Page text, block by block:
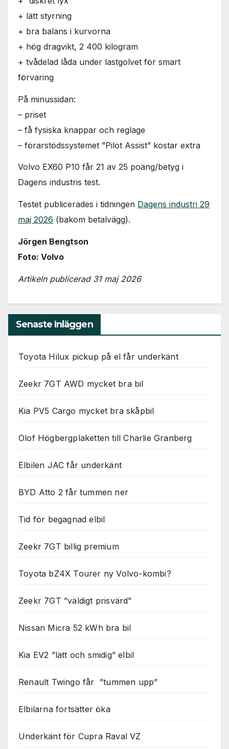
+ lätt styrning
+ bra balans i kurvorna
+ hög dragvikt, 2 400 kilogram
+ tvådelad låda under lastgolvet för smart
förvaring
På minussidan:
– priset
– få fysiska knappar och reglage
– förarstödssystemet ”Pilot Assist” kostar extra
Volvo EX60 P10 får 21 av 25 poäng/betyg i
Dagens industris test.
Testet publicerades i tidningen Dagens industri 29
maj 2026 (bakom betalvägg).
Jörgen Bengtson
Foto: Volvo
Artikeln publicerad 31 maj 2026
Senaste Inläggen
Toyota Hilux pickup på el får underkänt
Zeekr 7GT AWD mycket bra bil
Kia PV5 Cargo mycket bra skåpbil
Olof Högbergplaketten till Charlie Granberg
Elbilen JAC får underkänt
BYD Atto 2 får tummen ner
Tid för begagnad elbil
Zeekr 7GT billig premium
Toyota bZ4X Tourer ny Volvo-kombi?
Zeekr 7GT ”väldigt prisvärd”
Nissan Micra 52 kWh bra bil
Kia EV2 ”lätt och smidig” elbil
Renault Twingo får ”tummen upp”
Elbilarna fortsätter öka
Underkänt för Cupra Raval VZ